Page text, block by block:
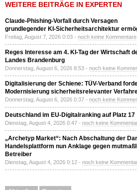
WEITERE BEITRÄGE IN EXPERTEN
Claude-Phishing-Vorfall durch Versagen
grundlegender KI-Sicherheitsarchitektur
Freitag, August 7, 2026 0:03 - noch keine Kommentare
Reges Interesse am 4. KI-Tag der Wirtschaft
Landes Brandenburg
Donnerstag, August 6, 2026 8:53 - noch keine
Digitalisierung der Schiene: TÜV-Verband
Modernisierung sicherheitsrelevanter
Donnerstag, August 6, 2026 0:37 - noch keine
Deutschland im EU-Digitalranking auf Platz 17
Dienstag, August 4, 2026 0:47 - noch keine
„Archetyp Market“: Nach Abschaltung der
Handelsplattform nun Anklage gegen
Betreiber
Dienstag, August 4, 2026 0:12 - noch keine